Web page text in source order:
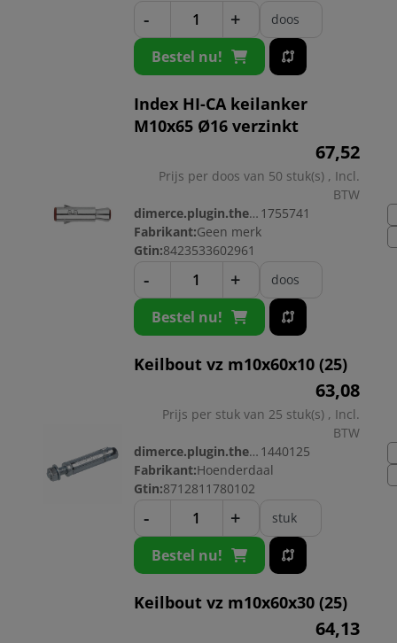
- + doos
Bestel nu!
Index HI-CA keilanker
M10x65 Ø16 verzinkt
67,52
Prijs per doos van 50 stuk(s) , Incl.
BTW
dimerce.plugin.theme.productnr: 1755741
Fabrikant:Geen merk
Gtin:8423533602961
- + doos
Bestel nu!
Keilbout vz m10x60x10 (25)
63,08
Prijs per stuk van 25 stuk(s) , Incl.
BTW
dimerce.plugin.theme.productnr: 1440125
Fabrikant:Hoenderdaal
Gtin:8712811780102
- + stuk
Bestel nu!
Keilbout vz m10x60x30 (25)
64,13